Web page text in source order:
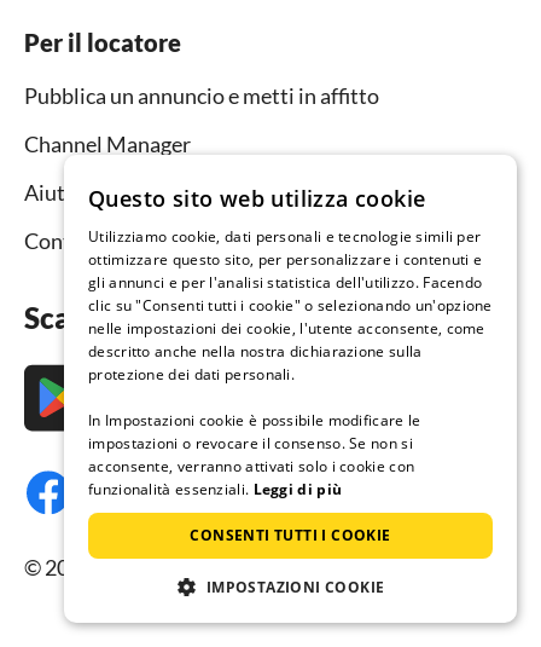
Per il locatore
Pubblica un annuncio e metti in affitto
Channel Manager
Aiuto per i locatori
Contatto
Scarica subito l’app
© 2026 Resido.it, tutti i diritti riservati.
Questo sito web utilizza cookie
Utilizziamo cookie, dati personali e tecnologie simili per
ottimizzare questo sito, per personalizzare i contenuti e
gli annunci e per l'analisi statistica dell'utilizzo. Facendo
clic su "Consenti tutti i cookie" o selezionando un'opzione
nelle impostazioni dei cookie, l'utente acconsente, come
descritto anche nella nostra dichiarazione sulla
protezione dei dati personali.
In Impostazioni cookie è possibile modificare le
impostazioni o revocare il consenso. Se non si
acconsente, verranno attivati solo i cookie con
funzionalità essenziali. Leggi di più
CONSENTI TUTTI I COOKIE
IMPOSTAZIONI COOKIE